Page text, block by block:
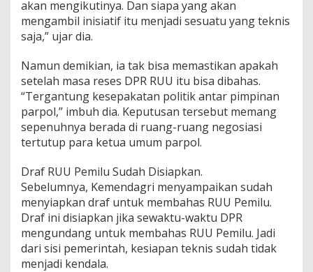
akan mengikutinya. Dan siapa yang akan
mengambil inisiatif itu menjadi sesuatu yang teknis
saja,” ujar dia.
Namun demikian, ia tak bisa memastikan apakah
setelah masa reses DPR RUU itu bisa dibahas.
“Tergantung kesepakatan politik antar pimpinan
parpol,” imbuh dia. Keputusan tersebut memang
sepenuhnya berada di ruang-ruang negosiasi
tertutup para ketua umum parpol.
Draf RUU Pemilu Sudah Disiapkan.
Sebelumnya, Kemendagri menyampaikan sudah
menyiapkan draf untuk membahas RUU Pemilu.
Draf ini disiapkan jika sewaktu-waktu DPR
mengundang untuk membahas RUU Pemilu. Jadi
dari sisi pemerintah, kesiapan teknis sudah tidak
menjadi kendala.